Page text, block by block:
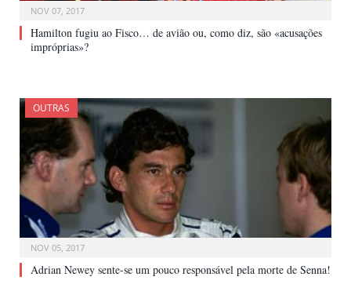
NOV 07, 2017
Hamilton fugiu ao Fisco… de avião ou, como diz, são «acusações
impróprias»?
OUTRAS
NOV 05, 2017
Adrian Newey sente-se um pouco responsável pela morte de Senna!